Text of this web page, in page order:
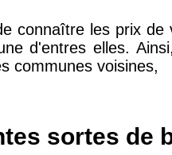
9 231 €
connaître les prix
d'entres elles.
communes voisines,
sortes de